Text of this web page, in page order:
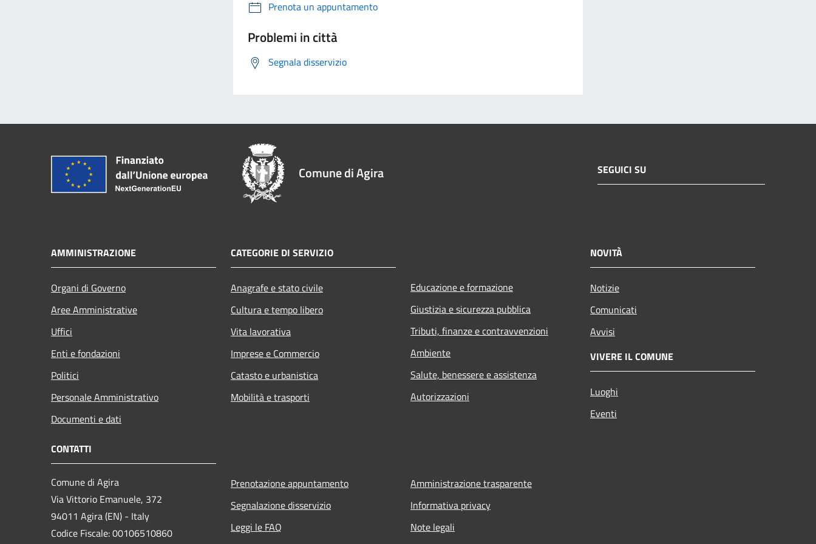
Prenota un appuntamento
Problemi in città
Segnala disservizio
Comune di Agira SEGUICI SU
AMMINISTRAZIONE
Organi di Governo
Aree Amministrative
Uffici
Enti e fondazioni
Politici
Personale Amministrativo
Documenti e dati
CATEGORIE DI SERVIZIO
Anagrafe e stato civile
Cultura e tempo libero
Vita lavorativa
Imprese e Commercio
Catasto e urbanistica
Mobilità e trasporti
Educazione e formazione
Giustizia e sicurezza pubblica
Tributi, finanze e contravvenzioni
Ambiente
Salute, benessere e assistenza
Autorizzazioni
NOVITÀ
Notizie
Comunicati
Avvisi
VIVERE IL COMUNE
Luoghi
Eventi
CONTATTI
Comune di Agira
Via Vittorio Emanuele, 372
94011 Agira (EN) - Italy
Codice Fiscale: 00106510860
Prenotazione appuntamento
Segnalazione disservizio
Leggi le FAQ
Amministrazione trasparente
Informativa privacy
Note legali